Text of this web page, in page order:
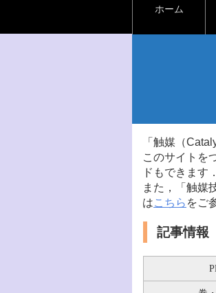
ホーム
「触媒（
このサイトを
ドもできます．
また，「触媒
はこちら をご
記事情報